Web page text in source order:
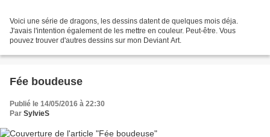
Voici une série de dragons, les dessins datent de quelques mois déja.
J'avais l'intention également de les mettre en couleur. Peut-être. Vous
pouvez trouver d'autres dessins sur mon Deviant Art.
Fée boudeuse
Publié le 14/05/2016 à 22:30
Par SylvieS